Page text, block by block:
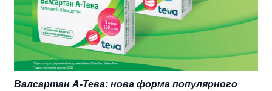
Валсартан А-Тева: нова форма популярного